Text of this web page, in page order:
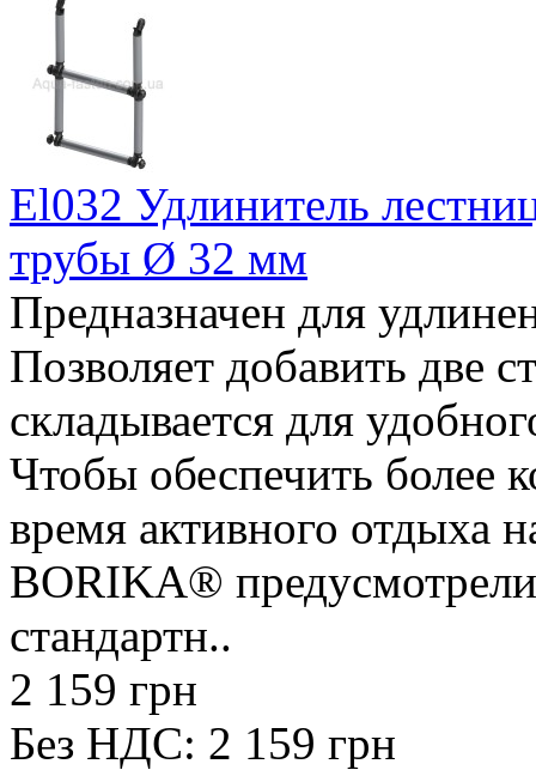
El032 Удлинитель
трубы Ø 32 мм
Предназначен для
Позволяет добавить две
складывается для
Чтобы обеспечить более
время активного отдыха
BORIKA®
стандартн..
2 159 грн
Без НДС: 2 159 грн